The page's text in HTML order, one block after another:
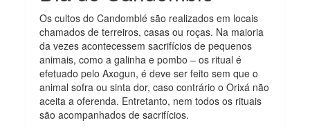
Os cultos do Candomblé são realizados em locais
chamados de terreiros, casas ou roças. Na maioria
da vezes acontecessem sacrifícios de pequenos
animais, como a galinha e pombo – os ritual é
efetuado pelo Axogun, é deve ser feito sem que o
animal sofra ou sinta dor, caso contrário o Orixá não
aceita a oferenda. Entretanto, nem todos os rituais
são acompanhados de sacrifícios.